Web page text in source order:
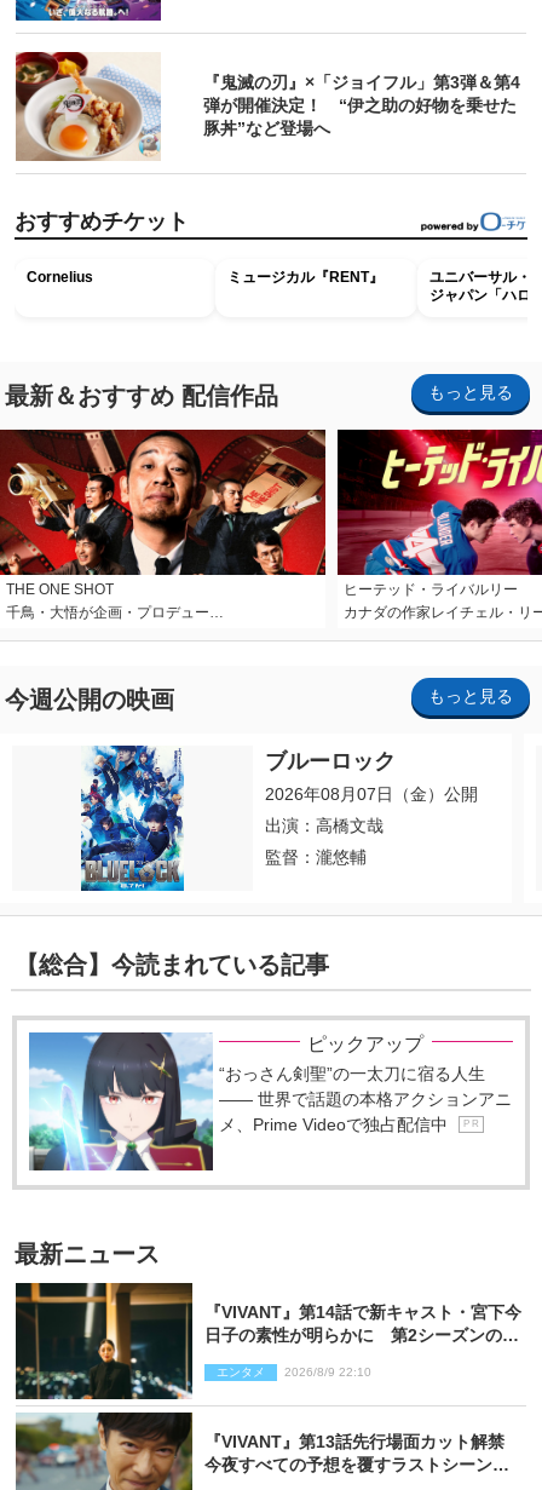
『鬼滅の刃』×「ジョイフル」第3弾＆第4
弾が開催決定！ “伊之助の好物を乗せた
豚丼”など登場へ
おすすめチケット
Cornelius ミュージカル『RENT』
ユニバーサル・
ジャパン「ハロ
最新＆おすすめ 配信作品 もっと見る
THE ONE SHOT
千鳥・大悟が企画・プロデュー…
ヒーテッド・ライバルリー
カナダの作家レイチェル・リ
今週公開の映画 もっと見る
ブルーロック
2026年08月07日（金）公開
出演：高橋文哉
監督：瀧悠輔
【総合】今読まれている記事
ピックアップ
“おっさん剣聖”の一太刀に宿る人生
―― 世界で話題の本格アクションアニ
メ、Prime Videoで独占配信中
P R
最新ニュース
『VIVANT』第14話で新キャスト・宮下今
日子の素性が明らかに 第2シーズンのキ
エンタメ 2026/8/9 22:10
『VIVANT』第13話先行場面カット解禁
今夜すべての予想を覆すラストシーン